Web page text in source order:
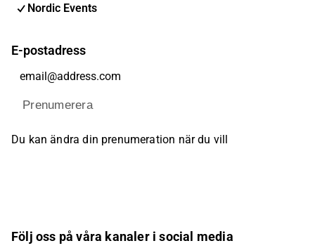
Nordic Events
E-postadress
Prenumerera
Du kan ändra din prenumeration när du vill
Följ oss på våra kanaler i social media